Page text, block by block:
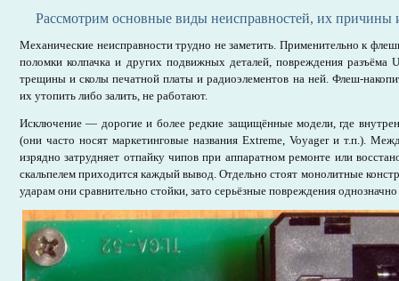
Рассмотрим основные виды неисправностей, их причины
Механические неисправности трудно не заметить. Применительно к
поломки колпачка и других подвижных деталей, повреждения разъёма
трещины и сколы печатной платы и радиоэлементов на ней. Флеш-
их утопить либо залить, не работают.
Исключение — дорогие и более редкие защищённые модели, где
(они часто носят маркетинговые названия Extreme, Voyager и т.п.).
изрядно затрудняет отпайку чипов при аппаратном ремонте или
скальпелем приходится каждый вывод. Отдельно стоят монолитные
ударам они сравнительно стойки, зато серьёзные повреждения